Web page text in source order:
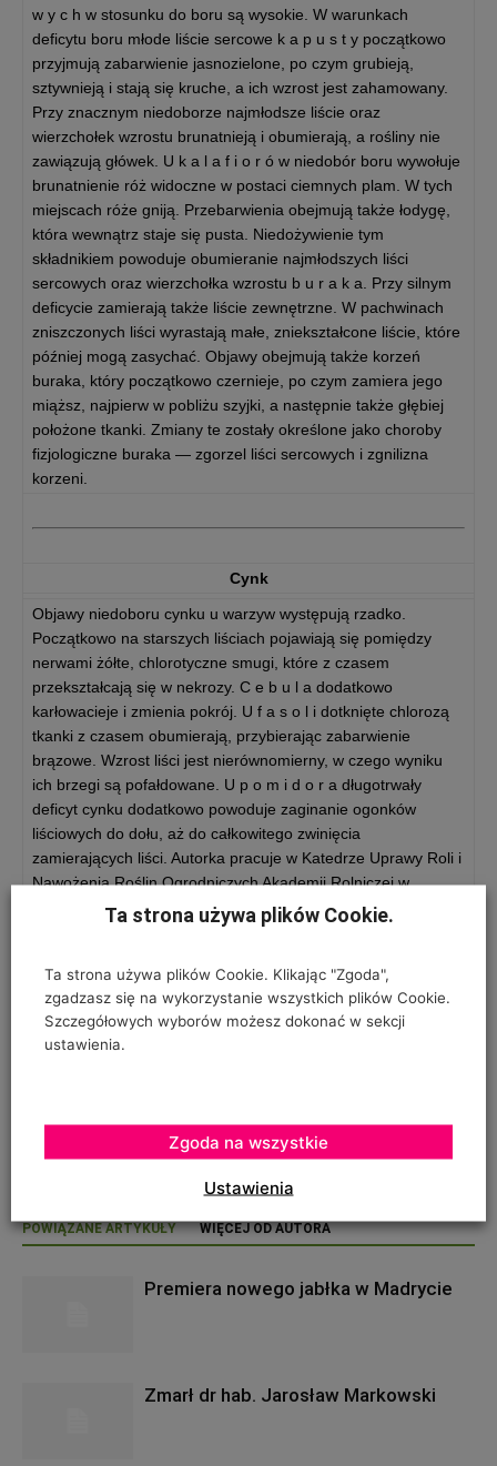
w y c h w stosunku do boru są wysokie. W warunkach
deficytu boru młode liście sercowe k a p u s t y początkowo
przyjmują zabarwienie jasnozielone, po czym grubieją,
sztywnieją i stają się kruche, a ich wzrost jest zahamowany.
Przy znacznym niedoborze najmłodsze liście oraz
wierzchołek wzrostu brunatnieją i obumierają, a rośliny nie
zawiązują główek. U k a l a f i o r ó w niedobór boru wywołuje
brunatnienie róż widoczne w postaci ciemnych plam. W tych
miejscach róże gniją. Przebarwienia obejmują także łodygę,
która wewnątrz staje się pusta. Niedożywienie tym
składnikiem powoduje obumieranie najmłodszych liści
sercowych oraz wierzchołka wzrostu b u r a k a. Przy silnym
deficycie zamierają także liście zewnętrzne. W pachwinach
zniszczonych liści wyrastają małe, zniekształcone liście, które
później mogą zasychać. Objawy obejmują także korzeń
buraka, który początkowo czernieje, po czym zamiera jego
miąższ, najpierw w pobliżu szyjki, a następnie także głębiej
położone tkanki. Zmiany te zostały określone jako choroby
fizjologiczne buraka — zgorzel liści sercowych i zgnilizna
korzeni.
Cynk
Objawy niedoboru cynku u warzyw występują rzadko.
Początkowo na starszych liściach pojawiają się pomiędzy
nerwami żółte, chlorotyczne smugi, które z czasem
przekształcają się w nekrozy. C e b u l a dodatkowo
karłowacieje i zmienia pokrój. U f a s o l i dotknięte chlorozą
tkanki z czasem obumierają, przybierając zabarwienie
brązowe. Wzrost liści jest nierównomierny, w czego wyniku
ich brzegi są pofałdowane. U p o m i d o r a długotrwały
deficyt cynku dodatkowo powoduje zaginanie ogonków
liściowych do dołu, aż do całkowitego zwinięcia
zamierających liści. Autorka pracuje w Katedrze Uprawy Roli i
Nawożenia Roślin Ogrodniczych Akademii Rolniczej w
RELATED POSTS
POWIĄZANE ARTYKUŁY WIĘCEJ OD AUTORA
Premiera nowego jabłka w Madrycie
Zmarł dr hab. Jarosław Markowski
Ta strona używa plików Cookie.
Ta strona używa plików Cookie. Klikając "Zgoda",
zgadzasz się na wykorzystanie wszystkich plików Cookie.
Szczegółowych wyborów możesz dokonać w sekcji
ustawienia.
Ustawienia
Zgoda na wszystkie